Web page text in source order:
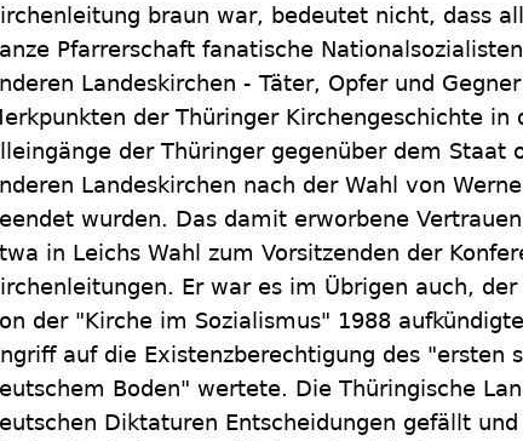
braun war, bedeutet nicht, dass
Pfarrerschaft fanatische
Landeskirchen - Täter, Opfer und
der Thüringer Kirchengeschichte in
der Thüringer gegenüber dem Staat
Landeskirchen nach der Wahl von
wurden. Das damit erworbene
in Leichs Wahl zum Vorsitzenden der
Er war es im Übrigen auch,
der "Kirche im Sozialismus" 1988
auf die Existenzberechtigung des "ersten
Boden" wertete. Die Thüringische
Diktaturen Entscheidungen gefällt